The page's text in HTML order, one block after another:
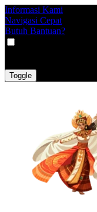
Informasi Kami
Navigasi Cepat
Butuh Bantuan?
Toggle